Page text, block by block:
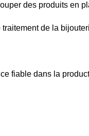
des produits en
de la
fiable dans la